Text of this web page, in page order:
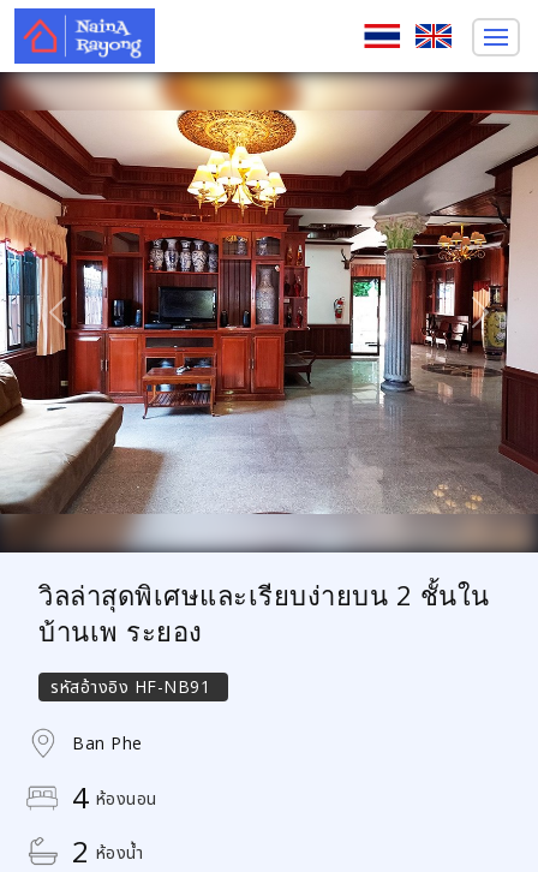
ก่อนหน้า ถัดไป
วิลล่าสุดพิเศษและเรียบง่ายบน 2 ชั้นใน
บ้านเพ ระยอง
รหัสอ้างอิง HF-NB91
Ban Phe
4 ห้องนอน
2 ห้องน้ำ